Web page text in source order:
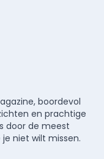
boordevol
en prachtige
door de meest
niet wilt missen.